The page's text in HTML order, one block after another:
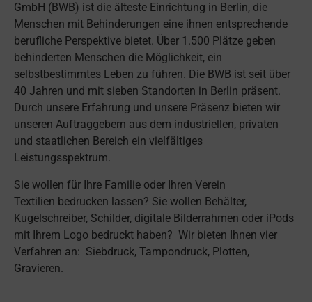
GmbH (BWB) ist die älteste Einrichtung in Berlin, die
Menschen mit Behinderungen eine ihnen entsprechende
berufliche Perspektive bietet. Über 1.500 Plätze geben
behinderten Menschen die Möglichkeit, ein
selbstbestimmtes Leben zu führen. Die BWB ist seit über
40 Jahren und mit sieben Standorten in Berlin präsent.
Durch unsere Erfahrung und unsere Präsenz bieten wir
unseren Auftraggebern aus dem industriellen, privaten
und staatlichen Bereich ein vielfältiges
Leistungsspektrum.
Sie wollen für Ihre Familie oder Ihren Verein
Textilien bedrucken lassen? Sie wollen Behälter,
Kugelschreiber, Schilder, digitale Bilderrahmen oder iPods
mit Ihrem Logo bedruckt haben? Wir bieten Ihnen vier
Verfahren an: Siebdruck, Tampondruck, Plotten,
Gravieren.